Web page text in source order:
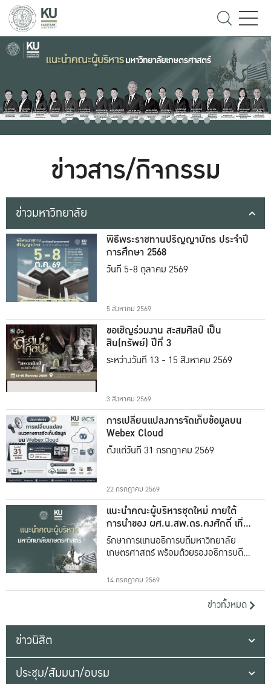
ข่าวสาร/กิจกรรม
ข่าวมหาวิทยาลัย
พิธีพระราชทานปริญญาบัตร ประจำปี
การศึกษา 2568
วันที่ 5-8 ตุลาคม 2569
5 สิงหาคม 2569
ขอเชิญร่วมงาน สะสมศิลป์ เป็น
สิน(ทรัพย์) ปีที่ 3
ระหว่างวันที่ 13 - 15 สิงหาคม 2569
3 สิงหาคม 2569
การเปลี่ยนแปลงการจัดเก็บข้อมูลบน
Webex Cloud
ตั้งแต่วันที่ 31 กรกฎาคม 2569
22 กรกฎาคม 2569
แนะนำคณะผู้บริหารชุดใหม่ ภายใต้
การนำของ ผศ.น.สพ.ดร.คงศักดิ์ เที่ยง
ธรรม
รักษาการแทนอธิการบดีมหาวิทยาลัย
เกษตรศาสตร์ พร้อมด้วยรองอธิการบดีทั้ง
14 กรกฎาคม 2569
ข่าวทั้งหมด
ข่าวนิสิต
ประชุม/สัมมนา/อบรม